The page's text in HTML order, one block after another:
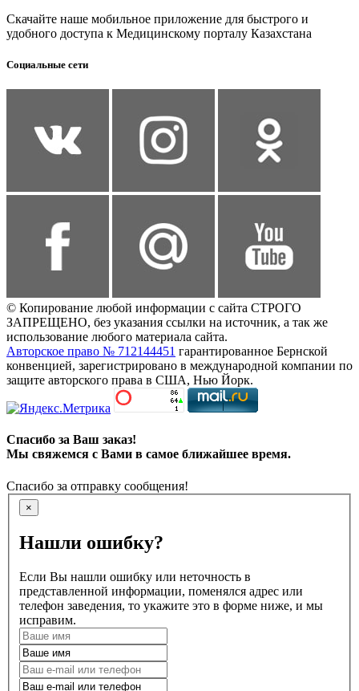
Скачайте наше мобильное приложение для быстрого и
удобного доступа к Медицинскому порталу Казахстана
Социальные сети
© Копирование любой информации с сайта СТРОГО
ЗАПРЕЩЕНО, без указания ссылки на источник, а так же
использование любого материала сайта.
Авторское право № 712144451 гарантированное Бернской
конвенцией, зарегистрировано в международной компании по
защите авторского права в США, Нью Йорк.
Спасибо за Ваш заказ!
Мы свяжемся с Вами в самое ближайшее время.
Спасибо за отправку сообщения!
×
Нашли ошибку?
Если Вы нашли ошибку или неточность в
представленной информации, поменялся адрес или
телефон заведения, то укажите это в форме ниже, и мы
исправим.